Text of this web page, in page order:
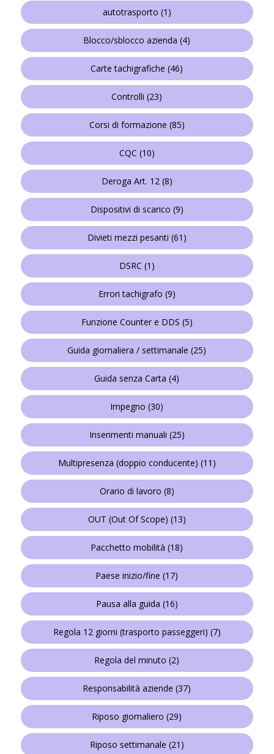
autotrasporto (1)
Blocco/sblocco azienda (4)
Carte tachigrafiche (46)
Controlli (23)
Corsi di formazione (85)
CQC (10)
Deroga Art. 12(8)
Dispositivi di scarico (9)
Divieti mezzi pesanti (61)
DSRC (1)
Errori tachigrafo (9)
Funzione Counter e DDS (5)
Guida giornaliera / settimanale (25)
Guida senza Carta (4)
Impegno (30)
Inserimenti manuali (25)
Multipresenza (doppio conducente) (11)
Orario di lavoro (8)
OUT (Out Of Scope) (13)
Pacchetto mobilità (18)
Paese inizio/fine (17)
Pausa alla guida (16)
Regola 12 giorni (trasporto passeggeri) (7)
Regola del minuto (2)
Responsabilità aziende (37)
Riposo giornaliero (29)
Riposo settimanale (21)